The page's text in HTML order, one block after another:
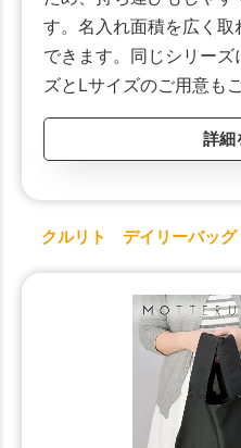
す。名入れ面積を広く
できます。同じシリー
ズとLサイズのご用意も
詳細
クルリト デイリーバッグ